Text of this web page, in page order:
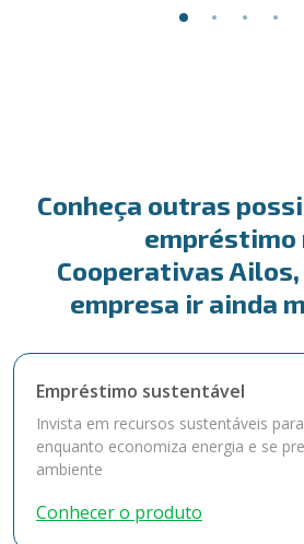
Conheça outras
empréstimo
Cooperativas Ailos,
empresa ir ainda
Empréstimo sustentável
Invista em recursos sustentáveis
enquanto economiza energia e se
ambiente
Conhecer o produto